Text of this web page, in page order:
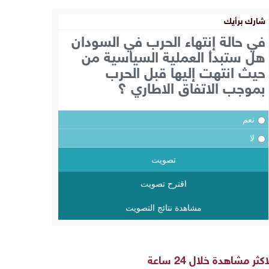
شارك برأيك
في حالة إنتهاء الحرب في السودان
هل ستبدأ العملية السياسية من
حيث انتهت إليها قبل الحرب
بموجب الاتفاق الاطاري ؟
نعم
لا
تصويت
اقترح تصويت
مشاهدة نتائج التصويت
مشاهدة خلال 24 ساعة